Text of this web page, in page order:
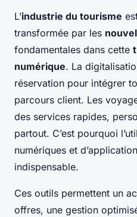
L’industrie du tourisme
transformée par les
fondamentales dans cette
numérique. La
réservation pour intégrer
parcours client. Les
des services rapides,
partout. C’est pourquoi
numériques et
indispensable.
Ces outils permettent un
offres, une gestion